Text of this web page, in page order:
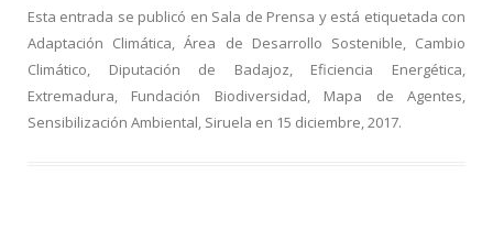
e
b
o
o
itt
er
e
gr
a
m
ck
et
ai
l
m
p
ar
ti
Esta entrada se publicó en Sala de Prensa y está etiquetada con
Adaptación Climática,Área de Desarrollo Sostenible, Cambio
Climático, Diputación de Badajoz, Eficiencia Energética,
Extremadura, Fundación Biodiversidad, Mapa de Agentes,
Sensibilización Ambiental, Siruela en 15 diciembre, 2017.